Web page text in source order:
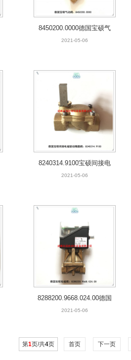
8450200.0000德国宝硕气
动阀BUSCHJOST
2021-05-06
8240314.9100宝硕间接电
磁驱动隔膜阀
2021-05-06
8288200.9668.024.00德国
宝硕电磁阀
2021-05-06
第1页/共4页 首页 下一页